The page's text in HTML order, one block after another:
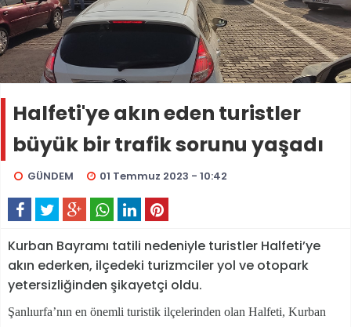
Halfeti'ye akın eden turistler
büyük bir trafik sorunu yaşadı
GÜNDEM 01 Temmuz 2023 - 10:42
Kurban Bayramı tatili nedeniyle turistler Halfeti’ye
akın ederken, ilçedeki turizmciler yol ve otopark
yetersizliğinden şikayetçi oldu.
Şanlıurfa’nın en önemli turistik ilçelerinden olan Halfeti, Kurban